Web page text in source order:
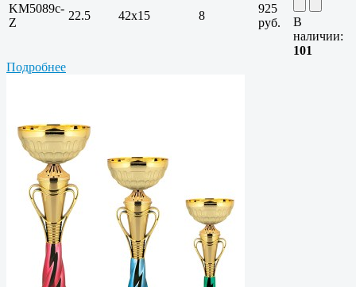
KM5089c-
Z
22.5 42х15 8
925
руб.
В
наличии:
101
Подробнее